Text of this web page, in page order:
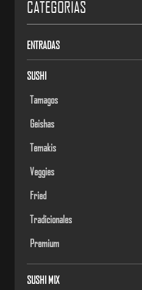
CATEGORIAS
ENTRADAS
SUSHI
Tamagos
Geishas
Temakis
Veggies
Fried
Tradicionales
Premium
SUSHI MIX